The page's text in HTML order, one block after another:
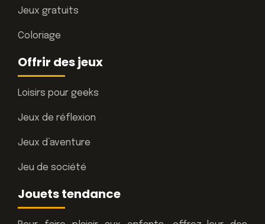
Jeux gratuits
Coloriage
Offrir des jeux
Loisirs pour geeks
Jeux de réflexion
Jeux d’aventure
Jeu de société
Jouets tendance